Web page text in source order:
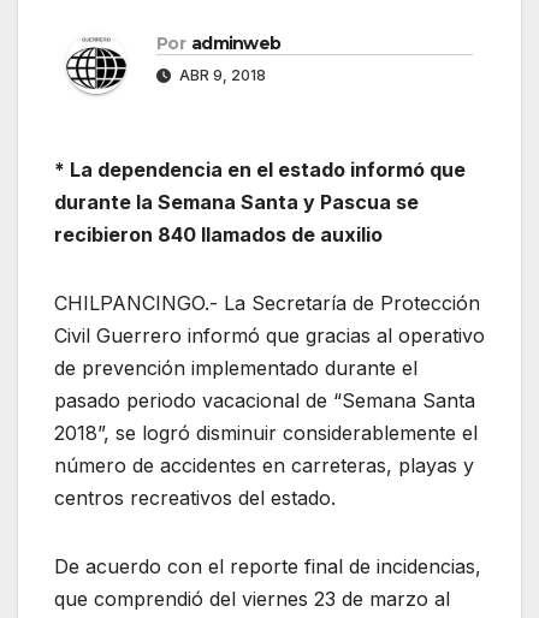
Por adminweb
ABR 9, 2018
* La dependencia en el estado informó que
durante la Semana Santa y Pascua se
recibieron 840 llamados de auxilio
CHILPANCINGO.- La Secretaría de Protección
Civil Guerrero informó que gracias al operativo
de prevención implementado durante el
pasado periodo vacacional de “Semana Santa
2018”, se logró disminuir considerablemente el
número de accidentes en carreteras, playas y
centros recreativos del estado.
De acuerdo con el reporte final de incidencias,
que comprendió del viernes 23 de marzo al